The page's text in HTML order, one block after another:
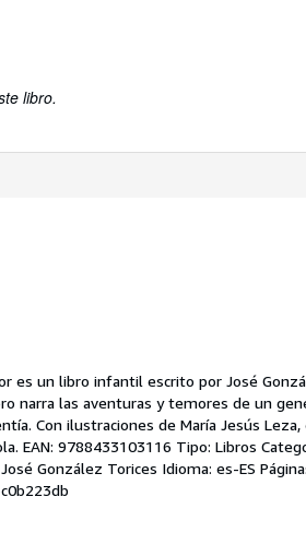
libro.
es un libro infantil escrito por José
narra las aventuras y temores de un
Con ilustraciones de María Jesús
EAN: 9788433103116 Tipo: Libros
González Torices Idioma: es-ES